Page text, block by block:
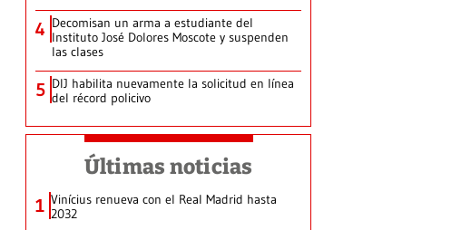
4 Decomisan un arma a estudiante del
Instituto José Dolores Moscote y suspenden
las clases
5 DIJ habilita nuevamente la solicitud en línea
del récord policivo
Últimas noticias
1 Vinícius renueva con el Real Madrid hasta
2032